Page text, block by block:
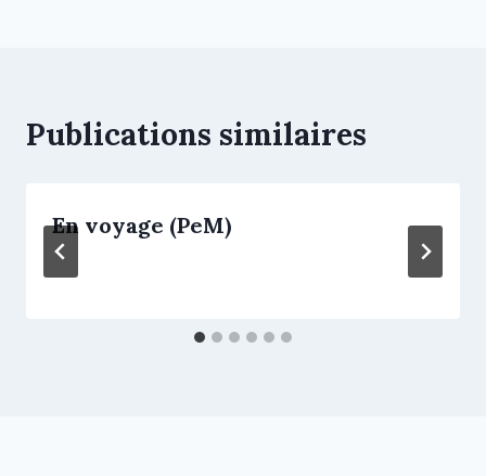
Publications similaires
En voyage (PeM)